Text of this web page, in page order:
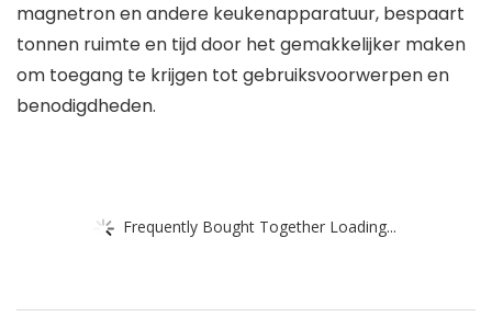
magnetron en andere keukenapparatuur, bespaart
tonnen ruimte en tijd door het gemakkelijker maken
om toegang te krijgen tot gebruiksvoorwerpen en
benodigdheden.
Frequently Bought Together Loading...